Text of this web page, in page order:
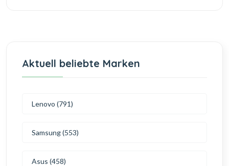
Aktuell beliebte Marken
Lenovo (791)
Samsung (553)
Asus (458)